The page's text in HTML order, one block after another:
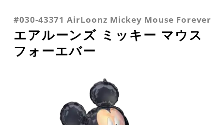
#030-43371 AirLoonz Mickey Mouse Forever
エアルーンズ ミッキー マウス
フォーエバー